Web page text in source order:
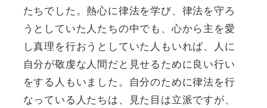
たちでした。熱心に律法を学び、律法を守ろ
うとしていた人たちの中でも、心から主を愛
し真理を行おうとしていた人もいれば、人に
自分が敬虔な人間だと見せるために良い行い
をする人もいました。自分のために律法を行
なっている人たちは、見た目は立派ですが、